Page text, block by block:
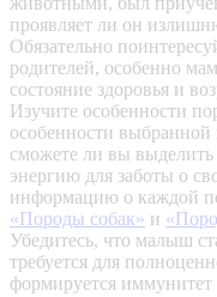
проявляет ли он
Обязательно
родителей, особенно
состояние здоровья и
Изучите особенности
особенности выбранной
сможете ли вы
энергию для заботы о
информацию о каждой
«Породы собак» и
Убедитесь, что малыш
требуется для
формируется иммунитет